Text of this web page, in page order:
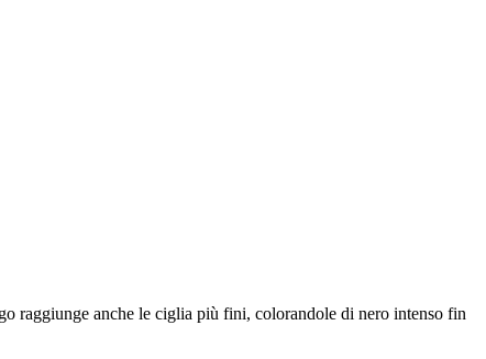
raggiunge anche le ciglia più fini, colorandole di nero intenso fin